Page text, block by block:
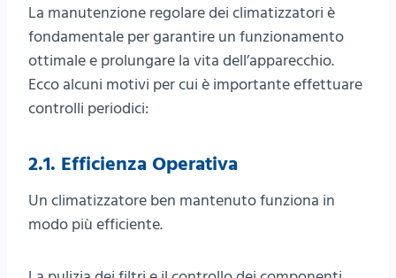
La manutenzione regolare dei climatizzatori è
fondamentale per garantire un funzionamento
ottimale e prolungare la vita dell’apparecchio.
Ecco alcuni motivi per cui è importante effettuare
controlli periodici:
2.1. Efficienza Operativa
Un climatizzatore ben mantenuto funziona in
modo più efficiente.